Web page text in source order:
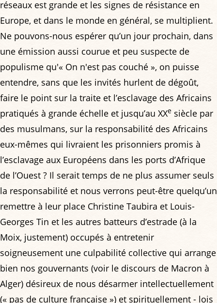
réseaux est grande et les signes de résistance en
Europe, et dans le monde en général, se multiplient.
Ne pouvons-nous espérer qu’un jour prochain, dans
une émission aussi courue et peu suspecte de
populisme qu'« On n'est pas couché », on puisse
entendre, sans que les invités hurlent de dégoût,
faire le point sur la traite et l’esclavage des Africains
pratiqués à grande échelle et jusqu’au XXe siècle par
des musulmans, sur la responsabilité des Africains
eux-mêmes qui livraient les prisonniers promis à
l’esclavage aux Européens dans les ports d’Afrique
de l’Ouest ? Il serait temps de ne plus assumer seuls
la responsabilité et nous verrons peut-être quelqu’un
remettre à leur place Christine Taubira et Louis-
Georges Tin et les autres batteurs d’estrade (à la
Moix, justement) occupés à entretenir
soigneusement une culpabilité collective qui arrange
bien nos gouvernants (voir le discours de Macron à
Alger) désireux de nous désarmer intellectuellement
(« pas de culture française ») et spirituellement - lois